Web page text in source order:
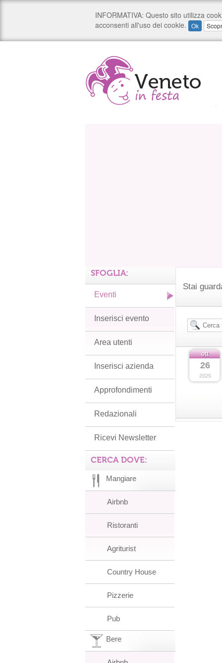
Stai
ott
26
2025
SFOGLIA:
Eventi
Inserisci evento
Area utenti
Inserisci azienda
Approfondimenti
Redazionali
Ricevi Newsletter
CERCA DOVE:
Mangiare
Airbnb
Ristoranti
Agriturist
Country House
Pizzerie
Pub
Bere